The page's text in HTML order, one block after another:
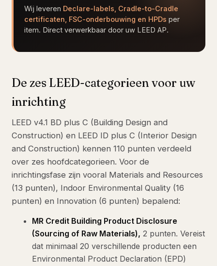
Wij leveren Declare-labels, Cradle-to-Cradle
certificaten, FSC-onderbouwing en HPDs per
item. Direct verwerkbaar door uw LEED AP.
De zes LEED-categorieen voor uw
inrichting
LEED v4.1 BD plus C (Building Design and
Construction) en LEED ID plus C (Interior Design
and Construction) kennen 110 punten verdeeld
over zes hoofdcategorieen. Voor de
inrichtingsfase zijn vooral Materials and Resources
(13 punten), Indoor Environmental Quality (16
punten) en Innovation (6 punten) bepalend:
MR Credit Building Product Disclosure
(Sourcing of Raw Materials), 2 punten. Vereist
dat minimaal 20 verschillende producten een
Environmental Product Declaration (EPD)